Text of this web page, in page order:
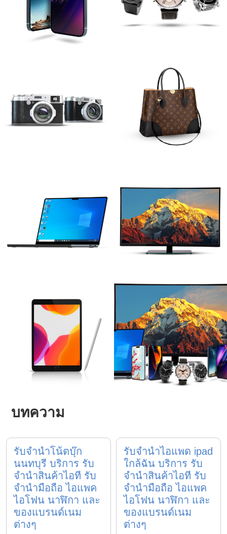
บทความ
รับจำนำโน้ตบุ๊ก
นนทบุรี บริการ รับ
จำนำสินค้าไอที รับ
จำนำมือถือ ไอแพค
ไอโฟน นาฬิกา และ
ของแบรนด์เนม
ต่างๆ
รับจำนำไอแพด ipad
ใกล้ฉัน บริการ รับ
จำนำสินค้าไอที รับ
จำนำมือถือ ไอแพค
ไอโฟน นาฬิกา และ
ของแบรนด์เนม
ต่างๆ